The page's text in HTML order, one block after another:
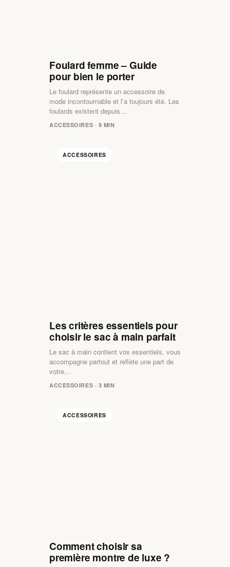
Foulard femme – Guide
pour bien le porter
Le foulard représente un accessoire de
mode incontournable et l’a toujours été. Les
foulards existent depuis…
ACCESSOIRES · 9 MIN
ACCESSOIRES
Les critères essentiels pour
choisir le sac à main parfait
Le sac à main contient vos essentiels, vous
accompagne partout et reflète une part de
votre…
ACCESSOIRES · 3 MIN
ACCESSOIRES
Comment choisir sa
première montre de luxe ?